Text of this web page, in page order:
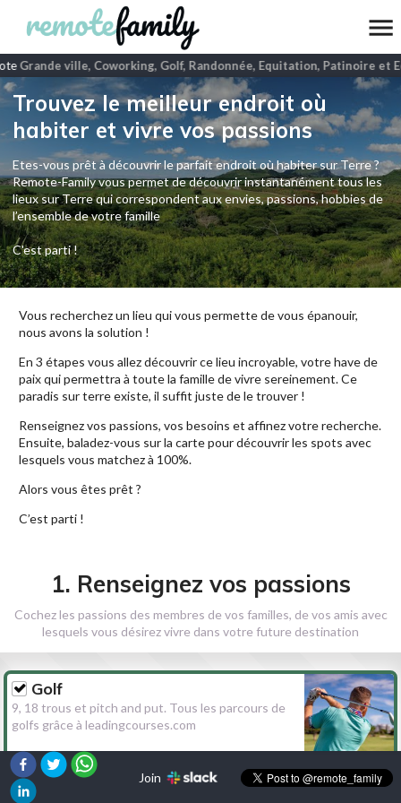
Grande ville, Coworking, Golf, Randonnée, Equitation, Patinoire et
Trouvez le meilleur endroit où
habiter et vivre vos passions
Etes-vous prêt à découvrir le parfait endroit où habiter sur Terre ?
Remote-Family vous permet de découvrir instantanément tous les
lieux sur Terre qui correspondent aux envies, passions, hobbies de
l’ensemble de votre famille
C'est parti !
Vous recherchez un lieu qui vous permette de vous épanouir,
nous avons la solution !
En 3 étapes vous allez découvrir ce lieu incroyable, votre have de
paix qui permettra à toute la famille de vivre sereinement. Ce
paradis sur terre existe, il suffit juste de le trouver !
Renseignez vos passions, vos besoins et affinez votre recherche.
Ensuite, baladez-vous sur la carte pour découvrir les spots avec
lesquels vous matchez à 100%.
Alors vous êtes prêt ?
C’est parti !
1. Renseignez vos passions
Cochez les passions des membres de vos familles, de vos amis avec
lesquels vous désirez vivre dans votre future destination
Golf
9, 18 trous et pitch and put. Tous les parcours de
golfs grâce à leadingcourses.com
Randonnée
Join